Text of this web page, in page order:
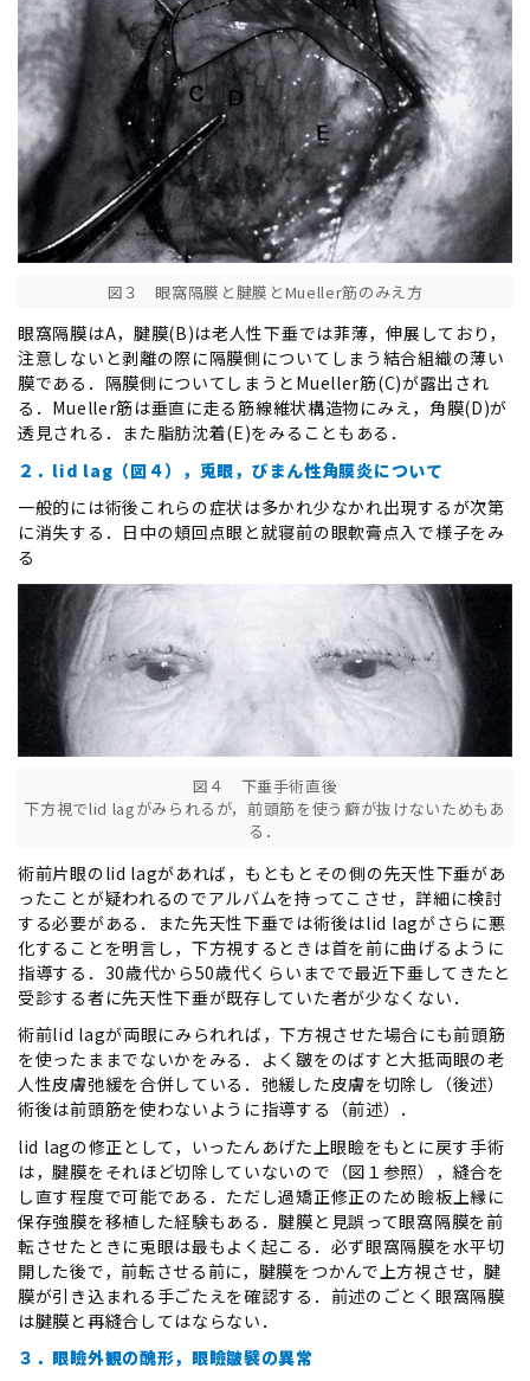
図３ 眼窩隔膜と腱膜とMueller筋のみえ方
眼窩隔膜はA，腱膜(B)は老人性下垂では菲薄，伸展しており，
注意しないと剥離の際に隔膜側についてしまう結合組織の薄い
膜である．隔膜側についてしまうとMueller筋(C)が露出され
る．Mueller筋は垂直に走る筋線維状構造物にみえ，角膜(D)が
透見される．また脂肪沈着(E)をみることもある．
２．lid lag（図４），兎眼，びまん性角膜炎について
一般的には術後これらの症状は多かれ少なかれ出現するが次第
に消失する．日中の頬回点眼と就寝前の眼軟膏点入で様子をみ
る
図４ 下垂手術直後
下方視でlid lagがみられるが，前頭筋を使う癖が抜けないためもあ
る．
術前片眼のlid lagがあれば，もともとその側の先天性下垂があ
ったことが疑われるのでアルバムを持ってこさせ，詳細に検討
する必要がある．また先天性下垂では術後はlid lagがさらに悪
化することを明言し，下方視するときは首を前に曲げるように
指導する．30歳代から50歳代くらいまでで最近下垂してきたと
受診する者に先天性下垂が既存していた者が少なくない．
術前lid lagが両眼にみられれば，下方視させた場合にも前頭筋
を使ったままでないかをみる．よく皺をのばすと大抵両眼の老
人性皮膚弛緩を合併している．弛緩した皮膚を切除し（後述）
術後は前頭筋を使わないように指導する（前述）．
lid lagの修正として，いったんあげた上眼瞼をもとに戻す手術
は，腱膜をそれほど切除していないので（図１参照），縫合を
し直す程度で可能である．ただし過矯正修正のため瞼板上縁に
保存強膜を移植した経験もある．腱膜と見誤って眼窩隔膜を前
転させたときに兎眼は最もよく起こる．必ず眼窩隔膜を水平切
開した後で，前転させる前に，腱膜をつかんで上方視させ，腱
膜が引き込まれる手ごたえを確認する．前述のごとく眼窩隔膜
は腱膜と再縫合してはならない．
３．眼瞼外観の醜形，眼瞼皺襞の異常